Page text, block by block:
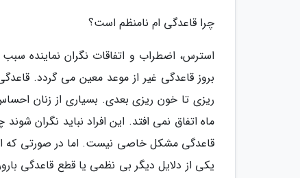
چرا قاعدگی ام نامنظم است؟
استرس، اضطراب و اتفاقات نگران نماینده
ریزی تا خون ریزی بعدی. بسیاری از زنان
ماه اتفاق نمی افتد. این افراد نباید نگران
یکی از دلایل دیگر بی نظمی یا قطع قاعدگی